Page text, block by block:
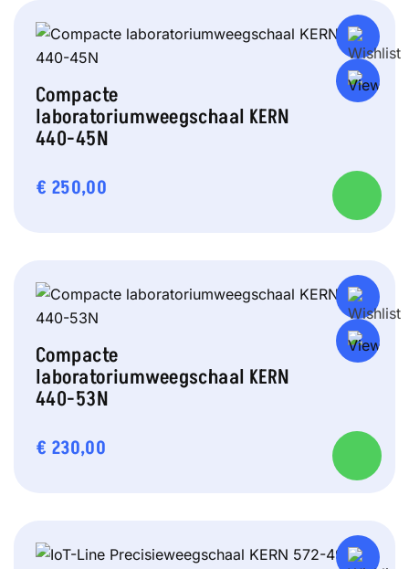
Compacte
laboratoriumweegschaal KERN
440-45N
€ 250,00
Compacte
laboratoriumweegschaal KERN
440-53N
€ 230,00